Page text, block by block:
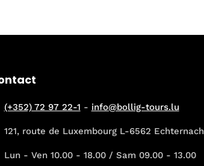
(+352) 72 97 22-1 - info@bollig-tours.lu
121, route de Luxembourg L-6562 Echternach
Lun - Ven 10.00 - 18.00 / Sam 09.00 - 13.00